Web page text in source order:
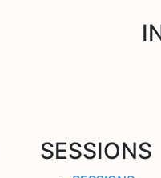
SESSIONS